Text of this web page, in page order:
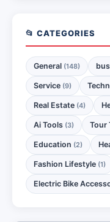
📂 CATEGORIES
General (148)
Service (9)
Real Estate (4)
Ai Tools (3) Tour
Education (2)
Fashion Lifestyle (1)
Electric Bike